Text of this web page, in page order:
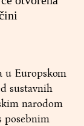
u Europskom
sustavnih
narodom
posebnim